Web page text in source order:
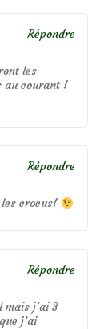
les
au courant !
Répondre
les crocus!
Répondre
j’ai 3
j’ai
Répondre